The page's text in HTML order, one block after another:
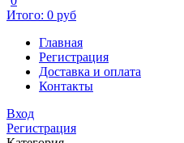
Итого: 0 руб
Главная
Регистрация
Доставка и оплата
Контакты
Вход
Регистрация